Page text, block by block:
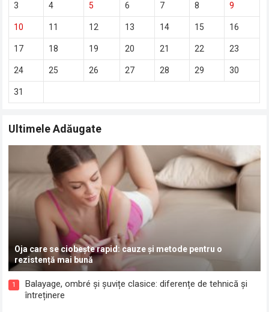
3 4 5 6 7 8 9
10 11 12 13 14 15 16
17 18 19 20 21 22 23
24 25 26 27 28 29 30
31
Ultimele Adăugate
Oja care se ciobește rapid: cauze și metode pentru o
rezistență mai bună
1
Balayage, ombré și șuvițe clasice: diferențe de tehnică și
întreținere